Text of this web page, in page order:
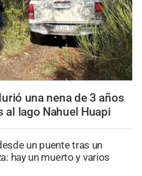
una nena de 3 años
al lago Nahuel Huapi
un puente tras un
hay un muerto y varios